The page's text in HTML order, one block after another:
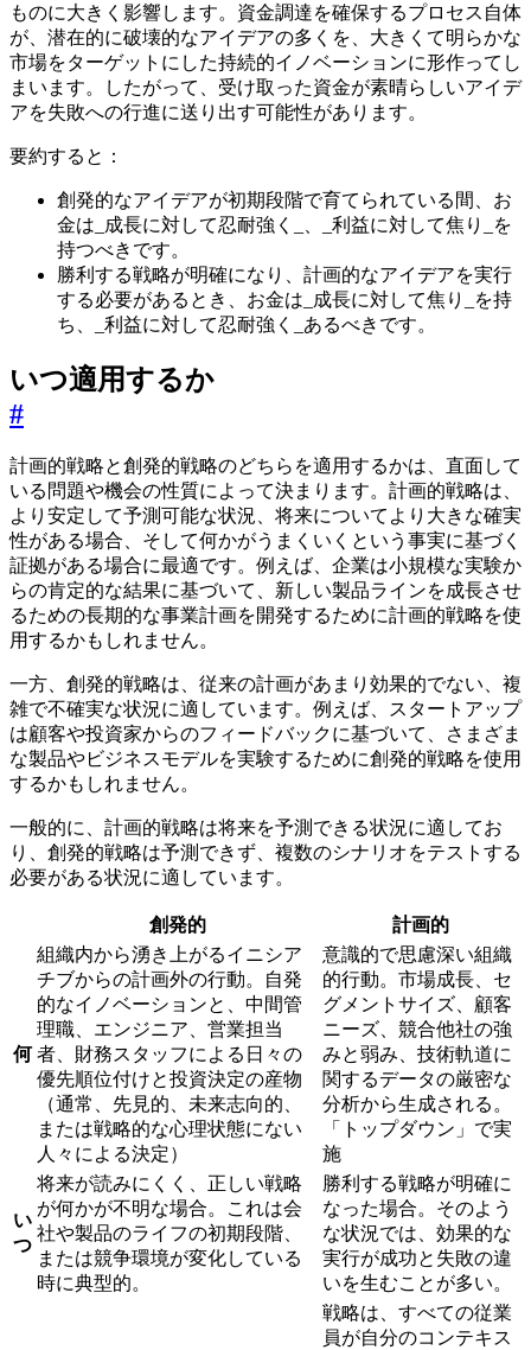
ものに大きく影響します。資金調達を確保するプロセス自体
が、潜在的に破壊的なアイデアの多くを、大きくて明らかな
市場をターゲットにした持続的イノベーションに形作ってし
まいます。したがって、受け取った資金が素晴らしいアイデ
アを失敗への行進に送り出す可能性があります。
要約すると：
創発的なアイデアが初期段階で育てられている間、お
金は_成長に対して忍耐強く_、_利益に対して焦り_を
持つべきです。
勝利する戦略が明確になり、計画的なアイデアを実行
する必要があるとき、お金は_成長に対して焦り_を持
ち、_利益に対して忍耐強く_あるべきです。
いつ適用するか
#
計画的戦略と創発的戦略のどちらを適用するかは、直面して
いる問題や機会の性質によって決まります。計画的戦略は、
より安定して予測可能な状況、将来についてより大きな確実
性がある場合、そして何かがうまくいくという事実に基づく
証拠がある場合に最適です。例えば、企業は小規模な実験か
らの肯定的な結果に基づいて、新しい製品ラインを成長させ
るための長期的な事業計画を開発するために計画的戦略を使
用するかもしれません。
一方、創発的戦略は、従来の計画があまり効果的でない、複
雑で不確実な状況に適しています。例えば、スタートアップ
は顧客や投資家からのフィードバックに基づいて、さまざま
な製品やビジネスモデルを実験するために創発的戦略を使用
するかもしれません。
一般的に、計画的戦略は将来を予測できる状況に適してお
り、創発的戦略は予測できず、複数のシナリオをテストする
必要がある状況に適しています。
創発的 計画的
何
組織内から湧き上がるイニシア
チブからの計画外の行動。自発
的なイノベーションと、中間管
理職、エンジニア、営業担当
者、財務スタッフによる日々の
優先順位付けと投資決定の産物
（通常、先見的、未来志向的、
または戦略的な心理状態にない
人々による決定）
意識的で思慮深い組織
的行動。市場成長、セ
グメントサイズ、顧客
ニーズ、競合他社の強
みと弱み、技術軌道に
関するデータの厳密な
分析から生成される。
「トップダウン」で実
施
い
つ
将来が読みにくく、正しい戦略
が何かが不明な場合。これは会
社や製品のライフの初期段階、
または競争環境が変化している
時に典型的。
勝利する戦略が明確に
なった場合。そのよう
な状況では、効果的な
実行が成功と失敗の違
いを生むことが多い。
戦略は、すべての従業
員が自分のコンテキス